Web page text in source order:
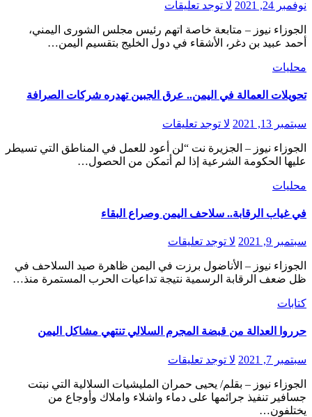
نوفمبر 24, 2021 لا توجد تعليقات
أحمد عبيد بن دغر، الأشقاء في دول الخليج بتقسيم اليمن…
محليات
تحويلات العمالة في اليمن.. عرق الجبين تهدره شركات الصرافة
سبتمبر 13, 2021 لا توجد تعليقات
عليها الحكومة الشرعية إذا لم أتمكن من الحصول…
محليات
في غياب الرقابة.. سلاحف اليمن وصراع البقاء
سبتمبر 9, 2021 لا توجد تعليقات
ظل ضعف الرقابة الرسمية نتيجة تداعيات الحرب المستمرة منذ…
كتابات
حرروا العدالة من قبضة المجرم السلالي تنتهي مشاكل اليمن
سبتمبر 7, 2021 لا توجد تعليقات
جسافير تنفيذ جرائمها على دماء واشلاء واملاك وأوجاع من
يختلفون…